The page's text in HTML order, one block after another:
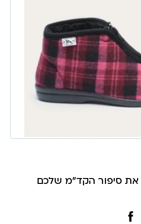
את סיפור הקד"מ שלכם